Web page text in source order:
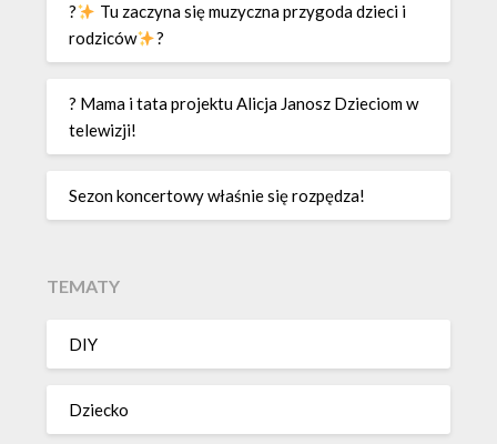
?
Tu zaczyna się muzyczna przygoda dzieci i
rodziców
?
? Mama i tata projektu Alicja Janosz Dzieciom w
telewizji!
Sezon koncertowy właśnie się rozpędza!
TEMATY
DIY
Dziecko